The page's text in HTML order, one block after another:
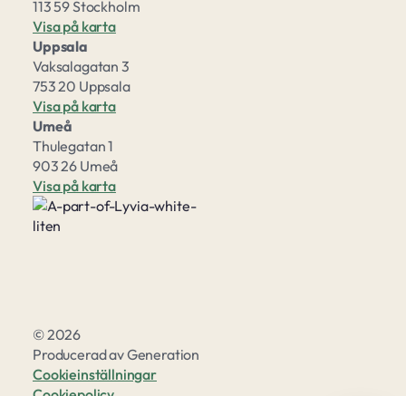
113 59 Stockholm
Visa på karta
Uppsala
Vaksalagatan 3
753 20 Uppsala
Visa på karta
Umeå
Thulegatan 1
903 26 Umeå
Visa på karta
© 2026
Producerad avGeneration
Cookieinställningar